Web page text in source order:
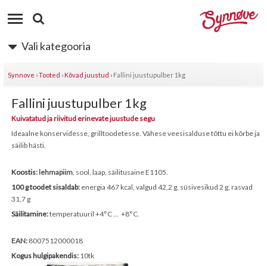
Vali kategooria
Synnove ›Tooted › Kõvad juustud › Fallini juustupulber 1kg
Fallini juustupulber 1kg
Kuivatatud ja riivitud erinevate juustude segu
Ideaalne konservidesse, grilltoodetesse. Vähese veesisalduse tõttu ei kõrbe ja
säilib hästi.
Koostis: lehmapiim, sool, laap, säilitusaine E1105.
100 g toodet sisaldab: energia 467 kcal, valgud 42,2 g, süsivesikud 2 g, rasvad
31,7 g
Säilitamine:temperatuuril +4°C ... +8°C.
EAN: 8007512000018
Kogus hulgipakendis: 10tk